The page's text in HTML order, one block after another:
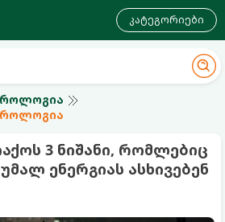
კატეგორიები
3 ნიშანი, რომლებიც
ენერგიას ასხივებენ